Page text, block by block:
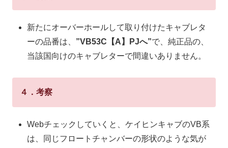
新たにオーバーホールして取り付けたキャブレタ
ーの品番は、 ”VB53C【A】PJへ”で、純正品の、
当該国向けのキャブレターで間違いありません。
４．考察
Webチェックしていくと、ケイヒンキャブのVB系
は、同じフロートチャンバーの形状のような気が